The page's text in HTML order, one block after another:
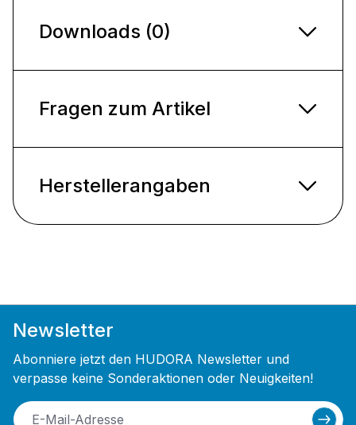
Downloads (0)
Fragen zum Artikel
Herstellerangaben
Newsletter
Abonniere jetzt den HUDORA Newsletter und
verpasse keine Sonderaktionen oder Neuigkeiten!